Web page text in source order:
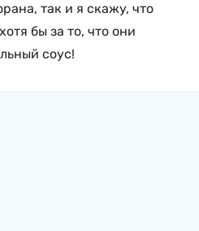
так и я скажу, что
бы за то, что они
соус!